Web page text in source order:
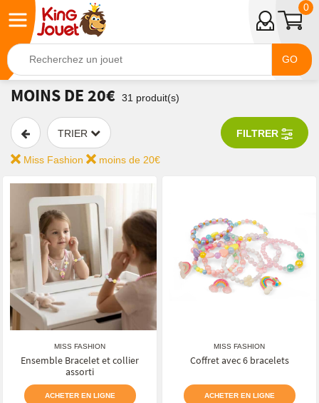
GO
0
MOINS DE 20€ 31 produit(s)
TRIER FILTRER
Miss Fashion moins de 20€
MISS FASHION
Ensemble Bracelet et collier
assorti
ACHETER EN LIGNE
MISS FASHION
Coffret avec 6 bracelets
ACHETER EN LIGNE